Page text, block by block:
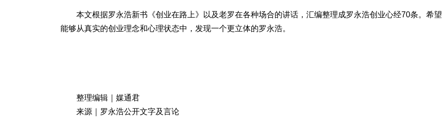
本文根据罗永浩新书《创业在路上》以及老罗在各种场合的讲话，汇编整理成罗永浩创业心经70条。希望
能够从真实的创业理念和心理状态中，发现一个更立体的罗永浩。
整理编辑｜媒通君
来源｜罗永浩公开文字及言论